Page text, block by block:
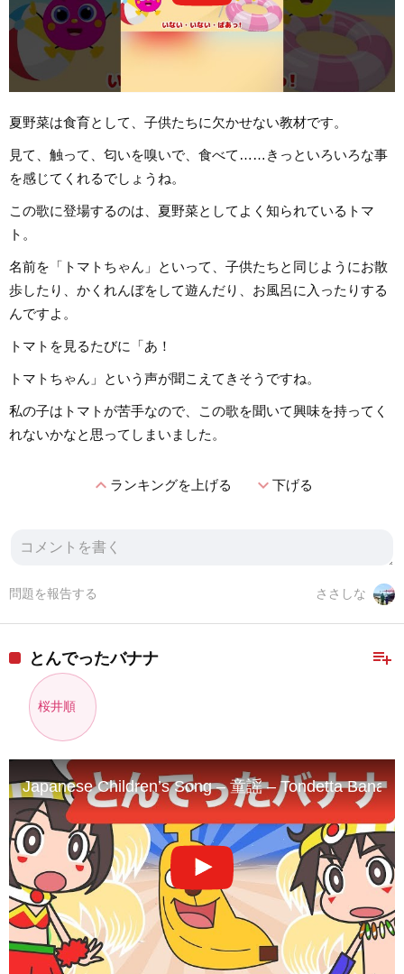
夏野菜は食育として、子供たちに欠かせない教材です。
見て、触って、匂いを嗅いで、食べて……きっといろいろな事
を感じてくれるでしょうね。
この歌に登場するのは、夏野菜としてよく知られているトマ
ト。
名前を「トマトちゃん」といって、子供たちと同じようにお散
歩したり、かくれんぼをして遊んだり、お風呂に入ったりする
んですよ。
トマトを見るたびに「あ！
トマトちゃん」という声が聞こえてきそうですね。
私の子はトマトが苦手なので、この歌を聞いて興味を持ってく
れないかなと思ってしまいました。
expand_lessランキングを上げる expand_more下げる
ささしな
問題を報告する
playlist_add
とんでったバナナ
桜井順
Japanese Children’s Song – 童謡 – Tondetta